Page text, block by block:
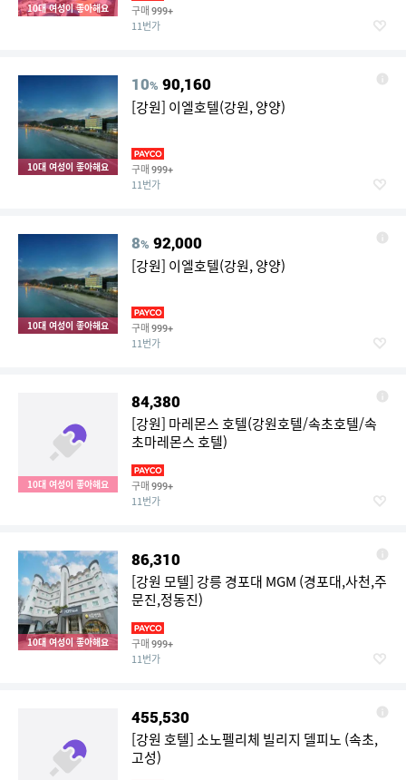
10대 여성이 좋아해요 구매 999+
11번가
10대 여성이 좋아해요
10% 90,160
[강원] 이엘호텔(강원, 양양)
구매 999+
11번가
10대 여성이 좋아해요
8% 92,000
[강원] 이엘호텔(강원, 양양)
구매 999+
11번가
10대 여성이 좋아해요
84,380
[강원] 마레몬스 호텔(강원호텔/속초호텔/속
초마레몬스 호텔)
구매 999+
11번가
10대 여성이 좋아해요
86,310
[강원 모텔] 강릉 경포대 MGM (경포대,사천,주
문진,정동진)
구매 999+
11번가
455,530
[강원 호텔] 소노펠리체 빌리지 델피노 (속초,
고성)